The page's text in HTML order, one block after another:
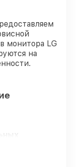
монитора LG
на